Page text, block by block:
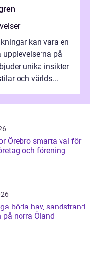
kan vara en
upplevelserna på
unika insikter
och världs...
smarta val för
och förening
sandstrand
på norra Öland